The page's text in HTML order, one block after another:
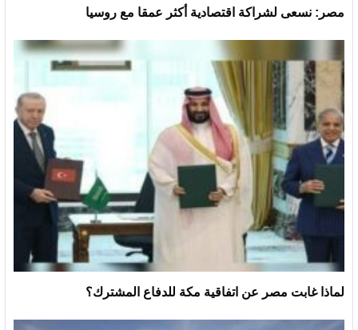
مصر: نسعى لشراكة اقتصادية أكثر عمقا مع روسيا
لماذا غابت مصر عن اتفاقية مكة للدفاع المشترك؟